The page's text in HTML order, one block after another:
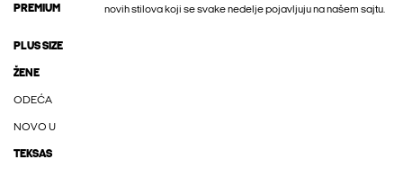
PREMIUM
PLUS SIZE
ŽENE
ODEĆA
NOVO U
TEKSAS
novih stilova koji se svake nedelje pojavljuju na našem sajtu.